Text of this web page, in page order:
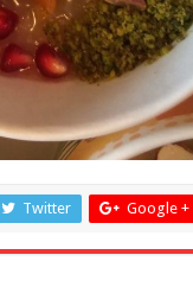
Twitter Google +